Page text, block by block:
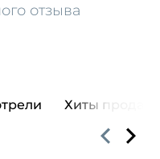
отзыва
Хиты продаж